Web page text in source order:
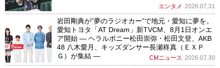
エンタメ 2026.07.31
岩田剛典が”夢のラジオカー”で地元・愛知に夢を。
愛知トヨタ「AT Dream」新TVCM、8月1日オンエ
ア開始 ― ヘラルボニー松田崇弥・松田文登、AKB
48 八木愛月、キッズダンサー長瀬柊真（ＥＸＰ
Ｇ）が集結 ―
CMニュース 2026.07.30